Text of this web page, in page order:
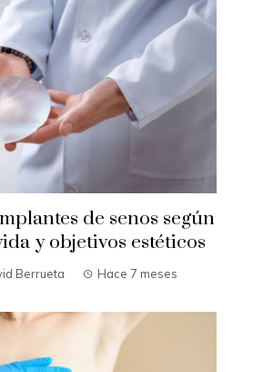
de senos según
y objetivos estéticos
Berrueta Hace 7 meses